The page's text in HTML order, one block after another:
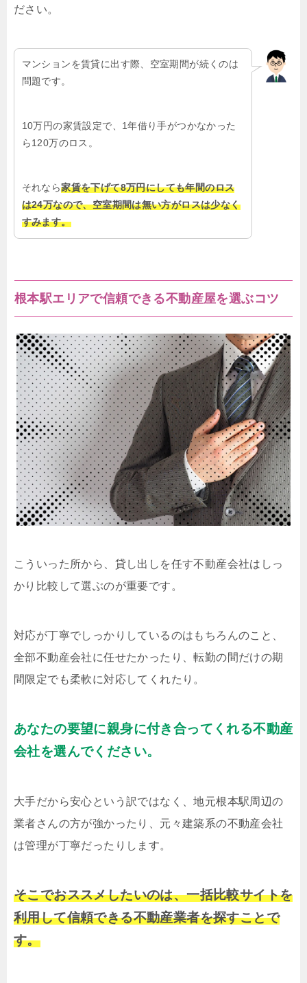
ださい。
マンションを賃貸に出す際、空室期間が続くのは
問題です。
10万円の家賃設定で、1年借り手がつかなかった
ら120万のロス。
それなら家賃を下げて8万円にしても年間のロス
は24万なので、空室期間は無い方がロスは少なく
すみます。
根本駅エリアで信頼できる不動産屋を選ぶコツ
こういった所から、貸し出しを任す不動産会社はしっ
かり比較して選ぶのが重要です。
対応が丁寧でしっかりしているのはもちろんのこと、
全部不動産会社に任せたかったり、転勤の間だけの期
間限定でも柔軟に対応してくれたり。
あなたの要望に親身に付き合ってくれる不動産
会社を選んでください。
大手だから安心という訳ではなく、地元根本駅周辺の
業者さんの方が強かったり、元々建築系の不動産会社
は管理が丁寧だったりします。
そこでおススメしたいのは、一括比較サイトを
利用して信頼できる不動産業者を探すことで
す。